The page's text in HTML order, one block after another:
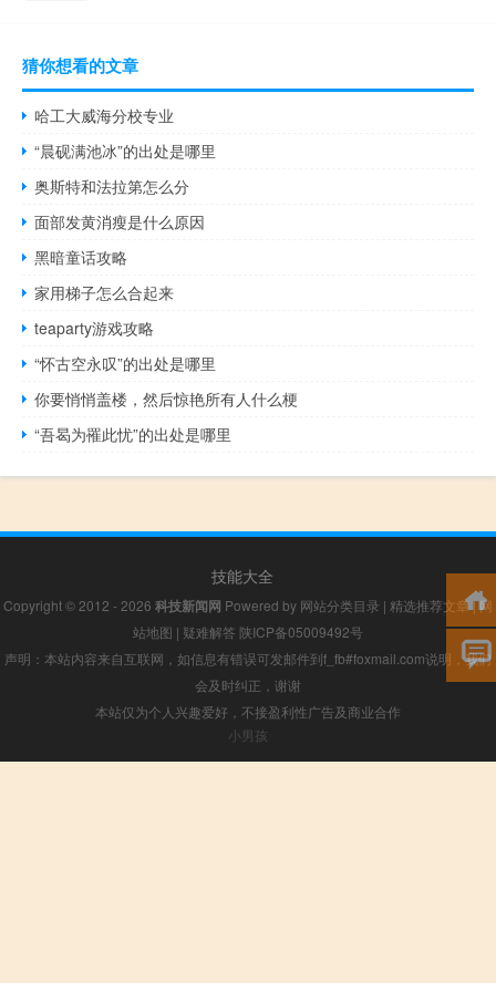
猜你想看的文章
哈工大威海分校专业
“晨砚满池冰”的出处是哪里
奥斯特和法拉第怎么分
面部发黄消瘦是什么原因
黑暗童话攻略
家用梯子怎么合起来
teaparty游戏攻略
“怀古空永叹”的出处是哪里
你要悄悄盖楼，然后惊艳所有人什么梗
“吾曷为罹此忧”的出处是哪里
技能大全
Copyright © 2012 - 2026 科技新闻网 Powered by 网站分类目录 | 精选推荐文章 |网
站地图 | 疑难解答 陕ICP备05009492号
声明：本站内容来自互联网，如信息有错误可发邮件到f_fb#foxmail.com说明，我们
会及时纠正，谢谢
本站仅为个人兴趣爱好，不接盈利性广告及商业合作
小男孩